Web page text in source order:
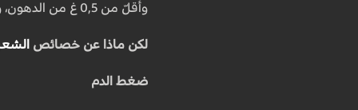
وأقلّ من 0,5 غ من الدهون، وفقط نحو 100 كالوري”.
لكن ماذا عن خصائص
ضغط الدم